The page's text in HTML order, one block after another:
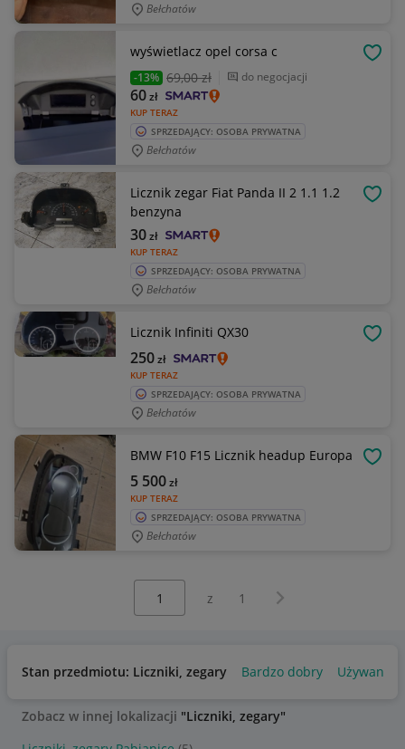
Bełchatów
wyświetlacz opel corsa c
-13% 69,00 zł do negocjacji
KUP TERAZ
60zł
SPRZEDAJĄCY: OSOBA PRYWATNA
Bełchatów
Licznik zegar Fiat Panda II 2 1.1 1.2
benzyna
KUP TERAZ
30zł
SPRZEDAJĄCY: OSOBA PRYWATNA
Bełchatów
Licznik Infiniti QX30
KUP TERAZ
250zł
SPRZEDAJĄCY: OSOBA PRYWATNA
Bełchatów
BMW F10 F15 Licznik headup Europa
KUP TERAZ
5 500zł
SPRZEDAJĄCY: OSOBA PRYWATNA
Bełchatów
z 1 Następna strona
Stan przedmiotu: Liczniki, zegary Bardzo dobry Używany
Zobacz w innej lokalizacji "Liczniki, zegary"